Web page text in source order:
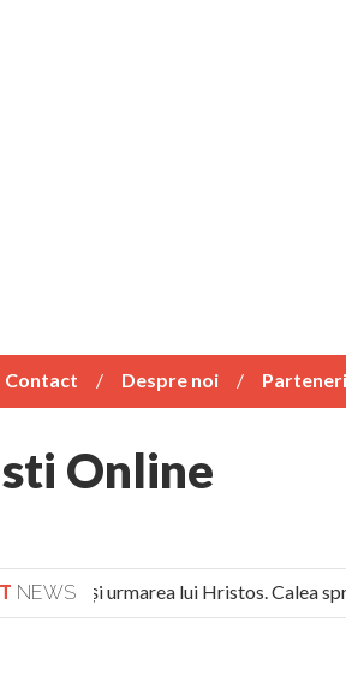
Contact Despre noi Parteneri
Online
NEWS
sine și urmarea lui Hristos. Calea spre
Lucian Boia înjură din nou poporul